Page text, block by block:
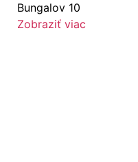
Bungalov 10
Zobraziť viac